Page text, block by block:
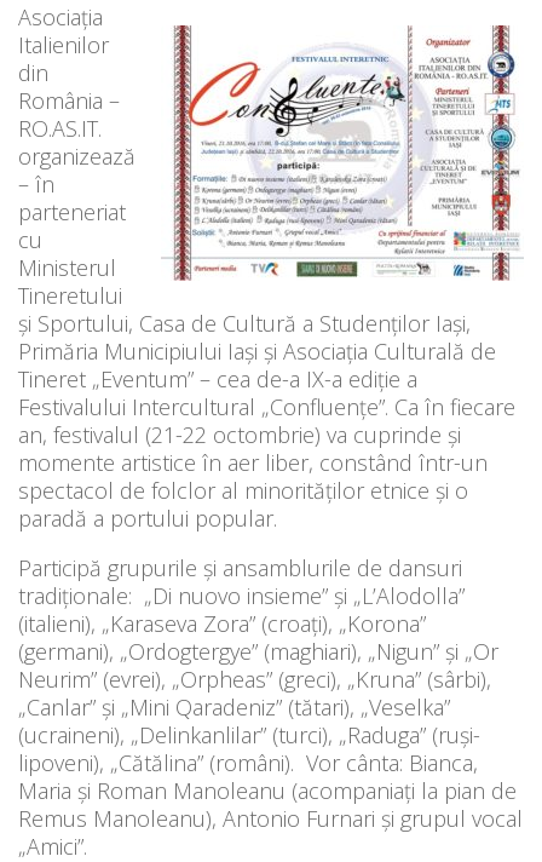
Asociația
Italienilor
din
România –
RO.AS.IT.
organizează
– în
parteneriat
cu
Ministerul
Tineretului
și Sportului, Casa de Cultură a Studenților Iași,
Primăria Municipiului Iași și Asociația Culturală de
Tineret „Eventum” – cea de-a IX-a ediție a
Festivalului Intercultural „Confluențe”. Ca în fiecare
an, festivalul (21-22 octombrie) va cuprinde și
momente artistice în aer liber, constând într-un
spectacol de folclor al minorităților etnice și o
paradă a portului popular.
Participă grupurile și ansamblurile de dansuri
tradiționale: „Di nuovo insieme” și „L’Alodolla”
(italieni), „Karaseva Zora” (croați), „Korona”
(germani), „Ordogtergye” (maghiari), „Nigun” și „Or
Neurim” (evrei), „Orpheas” (greci), „Kruna” (sârbi),
„Canlar” și „Mini Qaradeniz” (tătari), „Veselka”
(ucraineni), „Delinkanlilar” (turci), „Raduga” (ruși-
lipoveni), „Cătălina” (români). Vor cânta: Bianca,
Maria și Roman Manoleanu (acompaniați la pian de
Remus Manoleanu), Antonio Furnari și grupul vocal
„Amici”.